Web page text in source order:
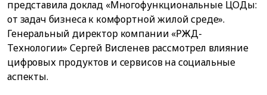
представила доклад «Многофункциональные ЦОДы:
от задач бизнеса к комфортной жилой среде».
Генеральный директор компании «РЖД-
Технологии» Сергей Висленев рассмотрел влияние
цифровых продуктов и сервисов на социальные
аспекты.